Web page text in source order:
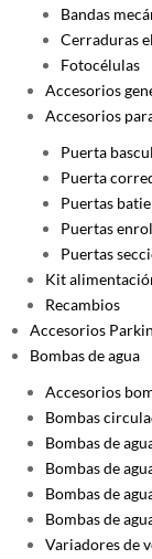
Bandas
Cerraduras
Fotocélulas
Accesorios
Accesorios
Puerta
Puerta
Puertas
Puertas
Puertas
Kit
Recambios
Accesorios
Bombas de agua
Accesorios
Bombas
Bombas de
Bombas de
Bombas de
Bombas de
Variadores de